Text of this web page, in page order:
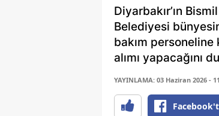
Diyarbakır’ın
Belediyesi
bakım
alımı yapacağını
YAYINLAMA: 03 Haziran 2026 -